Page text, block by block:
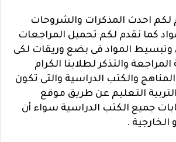
لكم احدث المذكرات والشروحات
كما نقدم لكم تحميل المراجعات
وتبسيط المواد فى بضع وريقات لكى
والتذكر لطلابنا الكرام
والكتب الدراسية والتى تكون
التعليم عن طريق موقع
جميع الكتب الدراسية سواء أن
الخارجية .